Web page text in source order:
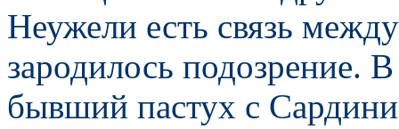
Неужели есть связь
зародилось подозрение.
бывший пастух с